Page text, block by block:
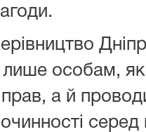
лише особам,
а й
серед